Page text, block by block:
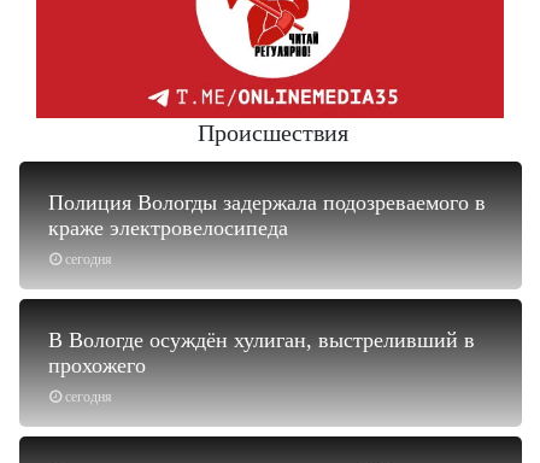
Происшествия
сегодня
Полиция Вологды задержала подозреваемого в
краже электровелосипеда
сегодня
В Вологде осуждён хулиган, выстреливший в
прохожего